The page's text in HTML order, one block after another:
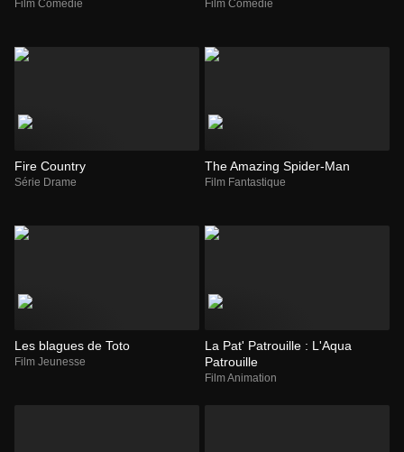
Film Comédie Film Comédie
Fire Country
Série Drame
The Amazing Spider-Man
Film Fantastique
Les blagues de Toto
Film Jeunesse
La Pat' Patrouille : L'Aqua
Patrouille
Film Animation